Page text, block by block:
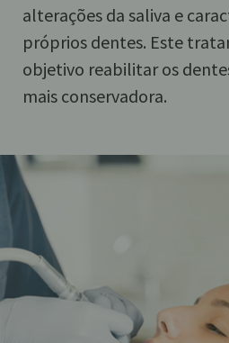
alterações da saliva e
próprios dentes. Este
objetivo reabilitar os
mais conservadora.